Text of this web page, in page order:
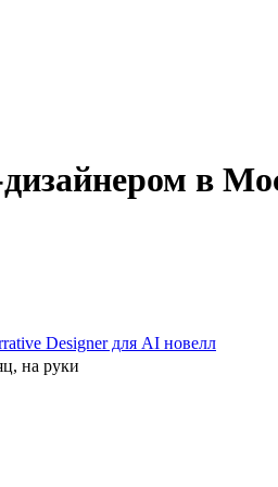
в
Designer для AI новелл
на руки